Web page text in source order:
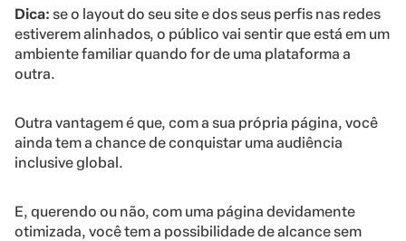
Dica: se o layout do seu site e dos seus perfis nas redes
estiverem alinhados, o público vai sentir que está em um
ambiente familiar quando for de uma plataforma a
outra.
Outra vantagem é que, com a sua própria página, você
ainda tem a chance de conquistar uma audiência
inclusive global.
E, querendo ou não, com uma página devidamente
otimizada, você tem a possibilidade de alcance sem